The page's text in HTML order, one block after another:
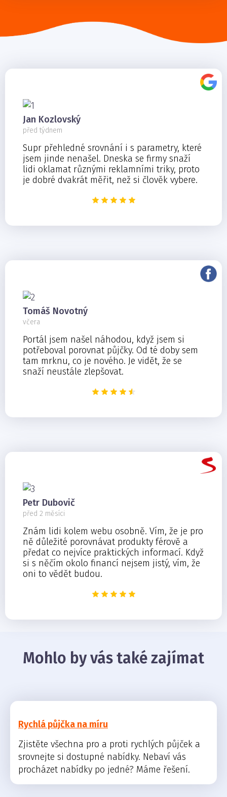
Jan Kozlovský
před týdnem
Supr přehledné srovnání i s parametry, které
jsem jinde nenašel. Dneska se firmy snaží
lidi oklamat různými reklamními triky, proto
je dobré dvakrát měřit, než si člověk vybere.
Tomáš Novotný
včera
Portál jsem našel náhodou, když jsem si
potřeboval porovnat půjčky. Od té doby sem
tam mrknu, co je nového. Je vidět, že se
snaží neustále zlepšovat.
Petr Dubovič
před 2 měsíci
Znám lidi kolem webu osobně. Vím, že je pro
ně důležité porovnávat produkty férově a
předat co nejvíce praktických informací. Když
si s něčím okolo financí nejsem jistý, vím, že
oni to vědět budou.
Mohlo by vás také zajímat
Rychlá půjčka na míru
Zjistěte všechna pro a proti rychlých půjček a
srovnejte si dostupné nabídky. Nebaví vás
procházet nabídky po jedné? Máme řešení.